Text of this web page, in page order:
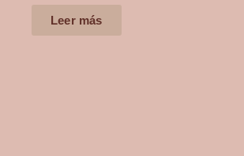
Leer más